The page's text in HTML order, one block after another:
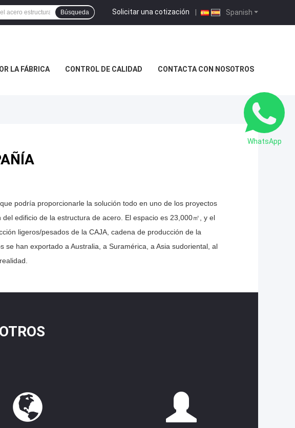
Spanish
Solicitar una cotización |
Búsqueda
LA FÁBRICA CONTROL DE CALIDAD CONTACTA CON NOSOTROS
podría proporcionarle la solución todo en uno de los proyectos
edificio de la estructura de acero. El espacio es 23,000㎡, y el
ligeros/pesados de la CAJA, cadena de producción de la
han exportado a Australia, a Suramérica, a Asia sudoriental, al
WhatsApp